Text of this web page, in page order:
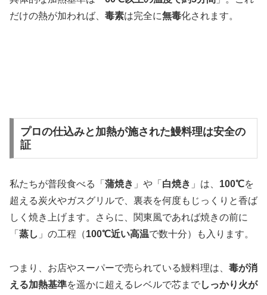
だけの熱が加われば、 毒素は完全に無毒化されます。
プロの仕込みと加熱が施された鰻料理は安全の
証
私たちが普段食べる「 蒲焼き 」や「 白焼き 」は、 100℃を
超える炭火やガスグリルで、裏表を何度もじっくりと香ば
しく焼き上げます。さらに、関東風であれば焼きの前に
「 蒸し 」の工程（100℃近い高温で数十分）も入ります。
つまり、お店やスーパーで売られている鰻料理は、 毒が消
える加熱基準を遥かに超えるレベルで芯までしっかり火が